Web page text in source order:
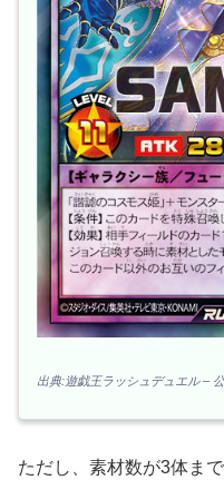
出典:遊戯王ラッシュデュエル –
ただし、素材数が3体ま